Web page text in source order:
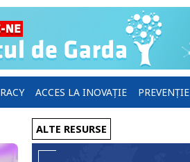
ACCES LA INOVAȚIE PREVENȚIE
ALTE RESURSE